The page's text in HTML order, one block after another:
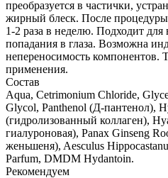
преобразуется в частички,
жирный блеск. После
1-2 раза в неделю. Подходит
попадания в глаза. Возможна
непереносимость компонентов.
применения.
Состав
Aqua, Cetrimonium Chloride,
Glycol, Panthenol (Д-пантенол),
(гидролизованный коллаген),
гиалуроновая), Panax Ginseng
женьшеня), Aesculus
Parfum, DMDM Hydantoin.
Рекомендуем